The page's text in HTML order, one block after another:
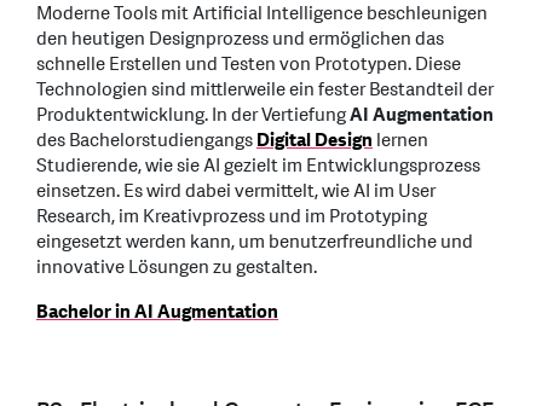
Moderne Tools mit Artificial Intelligence beschleunigen
den heutigen Designprozess und ermöglichen das
schnelle Erstellen und Testen von Prototypen. Diese
Technologien sind mittlerweile ein fester Bestandteil der
Produktentwicklung. In der VertiefungAI Augmentation
des BachelorstudiengangsDigital Design lernen
Studierende, wie sie AI gezielt im Entwicklungsprozess
einsetzen. Es wird dabei vermittelt, wie AI im User
Research, im Kreativprozess und im Prototyping
eingesetzt werden kann, um benutzerfreundliche und
innovative Lösungen zu gestalten.
Bachelor in AI Augmentation